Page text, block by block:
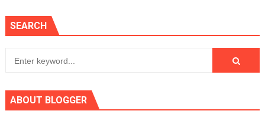
SEARCH
ABOUT BLOGGER